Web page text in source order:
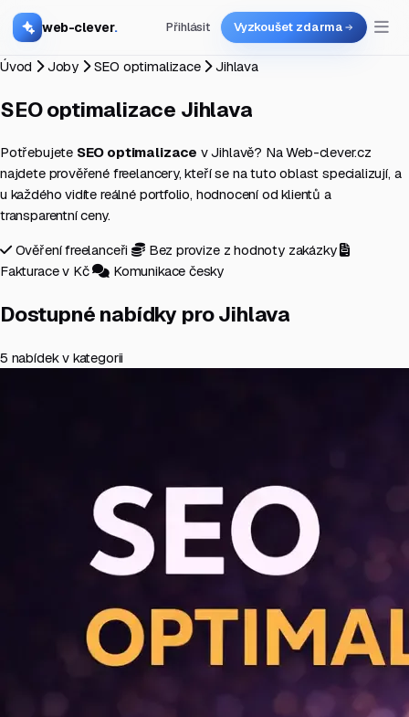
web-clever. Přihlásit Vyzkoušet zdarma
Úvod Joby SEO optimalizace Jihlava
SEO optimalizace Jihlava
Potřebujete SEO optimalizace v Jihlavě? Na Web-clever.cz
najdete prověřené freelancery, kteří se na tuto oblast specializují, a
u každého vidíte reálné portfolio, hodnocení od klientů a
transparentní ceny.
Ověření freelanceři
Bez provize z hodnoty zakázky
Fakturace v Kč
Komunikace česky
Dostupné nabídky pro Jihlava
5 nabídek v kategorii